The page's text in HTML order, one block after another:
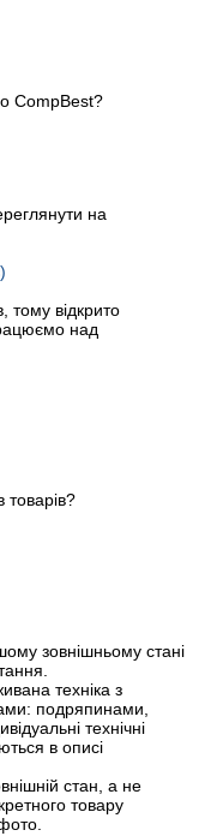
CompBest?
на
тому відкрито
над
зовнішньому стані
техніка з
подряпинами,
технічні
в описі
стан, а не
товару